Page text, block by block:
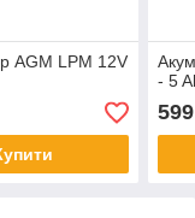
AGM LPM 12V
- 5
599